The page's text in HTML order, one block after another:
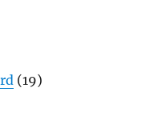
(19)